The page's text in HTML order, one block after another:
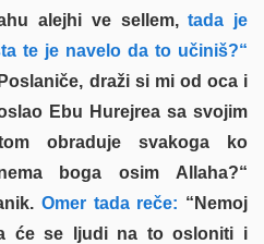
alejhi ve sellem,tada je
te je navelo da to učiniš?“
draži si mi od oca i
Ebu Hurejrea sa svojim
obraduje svakoga ko
boga osim Allaha?“
Omer tada reče: “Nemoj
će se ljudi na to osloniti i